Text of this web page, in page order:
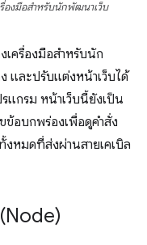
องมือสำหรับนักพัฒนาเว็บ
ครื่องมือสำหรับนัก
และปรับแต่งหน้าเว็บได้
แกรม หน้าเว็บนี้ยังเป็น
ข้อบกพร่องเพื่อดูคำสั่ง
งหมดที่ส่งผ่านสายเคเบิล